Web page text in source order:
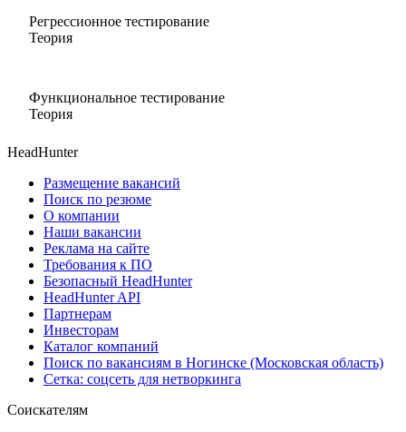
Регрессионное тестирование
Теория
Функциональное тестирование
Теория
HeadHunter
Размещение вакансий
Поиск по резюме
О компании
Наши вакансии
Реклама на сайте
Требования к ПО
Безопасный HeadHunter
HeadHunter API
Партнерам
Инвесторам
Каталог компаний
Поиск по вакансиям в Ногинске (Московская область)
Сетка: соцсеть для нетворкинга
Соискателям